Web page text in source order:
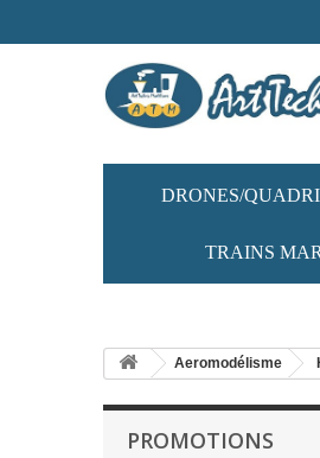
DRONES/
TRAINS
Aeromodélisme
PROMOTIONS